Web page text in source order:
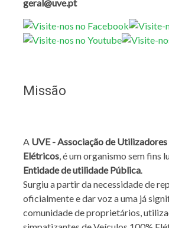
geral@uve.pt
Missão
A UVE - Associação de
Elétricos, é um organismo sem fins
Entidade de utilidade Pública.
Surgiu a partir da necessidade de
oficialmente e dar voz a uma já
comunidade de proprietários,